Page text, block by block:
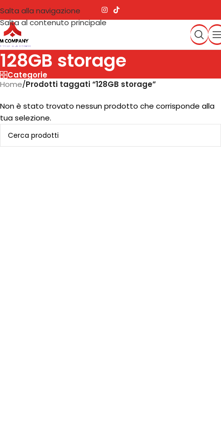
Salta alla navigazione
Salta al contenuto principale
128GB storage
Categorie
Home/Prodotti taggati “128GB storage”
Non è stato trovato nessun prodotto che corrisponde alla
tua selezione.